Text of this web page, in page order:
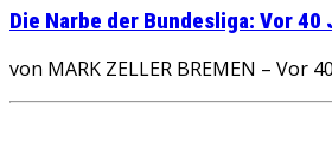
Die Narbe der Bundesliga: Vor
von MARK ZELLER BREMEN –